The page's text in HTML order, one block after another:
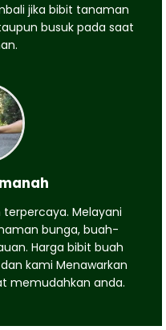
jika bibit tanaman
busuk pada saat
Melayani
bunga, buah-
Harga bibit buah
kami Menawarkan
memudahkan anda.